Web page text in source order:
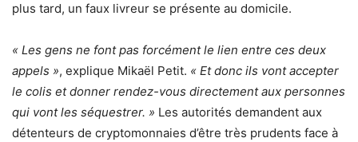
plus tard, un faux livreur se présente au domicile.
« Les gens ne font pas forcément le lien entre ces deux
appels », explique Mikaël Petit. « Et donc ils vont accepter
le colis et donner rendez-vous directement aux personnes
qui vont les séquestrer. » Les autorités demandent aux
détenteurs de cryptomonnaies d’être très prudents face à